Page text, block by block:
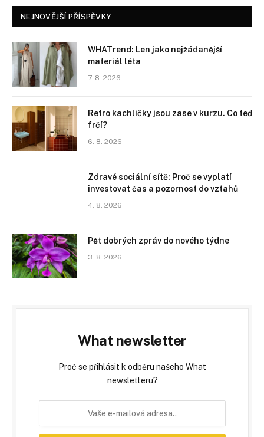
NEJNOVĚJŠÍ PŘÍSPĚVKY
WHATrend: Len jako nejžádanější
materiál léta
7. 8. 2026
Retro kachličky jsou zase v kurzu. Co teď
frčí?
6. 8. 2026
Zdravé sociální sítě: Proč se vyplatí
investovat čas a pozornost do vztahů
4. 8. 2026
Pět dobrých zpráv do nového týdne
3. 8. 2026
What newsletter
Proč se přihlásit k odběru našeho What
newsletteru?